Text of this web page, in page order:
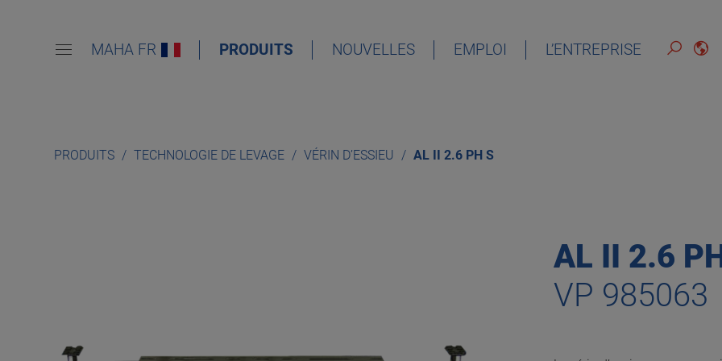
MAHA FR PRODUITS NOUVELLES EMPLOI L’ENTREPRISE
PRODUITS TECHNOLOGIE DE LEVAGE VÉRIN D’ESSIEU AL II 2.6 PH S
AL II 2.6
VP 985063